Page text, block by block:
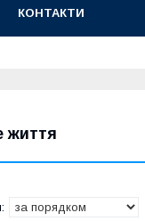
КОНТАКТИ
життя